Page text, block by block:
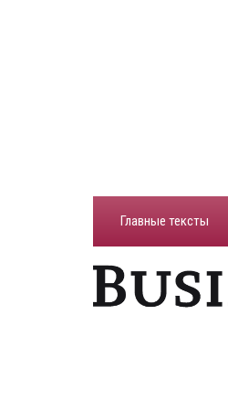
Главные тексты